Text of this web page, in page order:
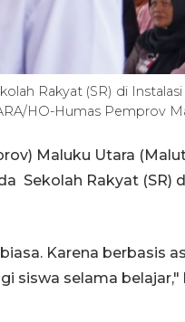
Rakyat (SR) di
HO-Humas Pemprov
Maluku Utara
Sekolah Rakyat (SR)
Karena berbasis
siswa selama